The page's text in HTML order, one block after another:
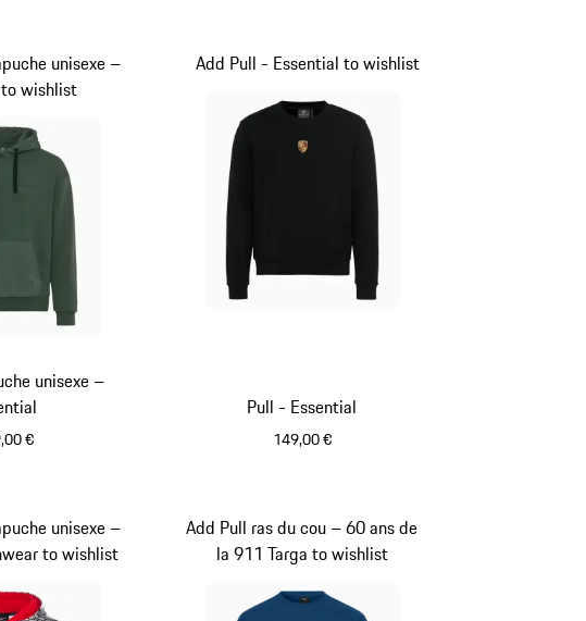
unisexe –
€
unisexe –
wishlist
Pull - Essential
149,00 €
Add Pull - Essential to wishlist
unisexe –
to wishlist
Add Pull ras du cou – 60 ans de
la 911 Targa to wishlist